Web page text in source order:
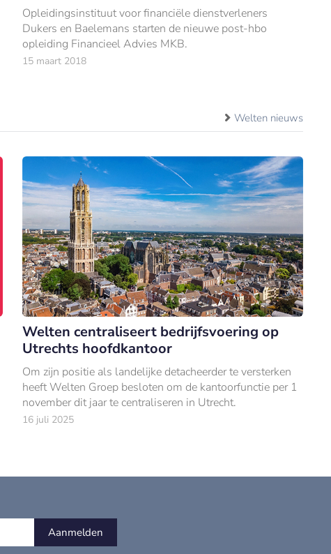
Opleidingsinstituut voor financiële dienstverleners
Dukers en Baelemans starten de nieuwe post-hbo
opleiding Financieel Advies MKB.
15 maart 2018
Welten nieuws
Welten centraliseert bedrijfsvoering op
Utrechts hoofdkantoor
Om zijn positie als landelijke detacheerder te versterken
heeft Welten Groep besloten om de kantoorfunctie per 1
november dit jaar te centraliseren in Utrecht.
16 juli 2025
Aanmelden